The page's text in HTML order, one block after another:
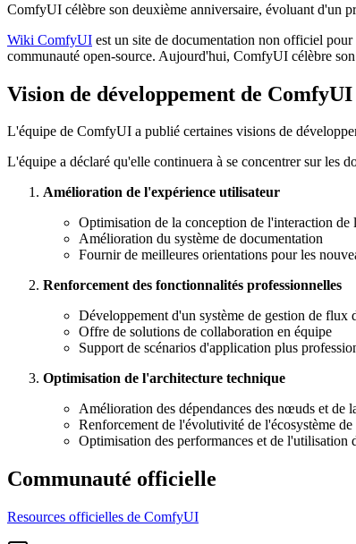
ComfyUI célèbre son deuxième anniversaire, évoluant d'un
Wiki ComfyUI est un site de documentation non officiel
communauté open-source. Aujourd'hui, ComfyUI célèbre
Vision de développement de ComfyUI
L'équipe de ComfyUI a publié certaines visions de
L'équipe a déclaré qu'elle continuera à se concentrer sur les
Amélioration de l'expérience utilisateur
Optimisation de la conception de l'interaction de
Amélioration du système de documentation
Fournir de meilleures orientations pour les
Renforcement des fonctionnalités professionnelles
Développement d'un système de gestion de flux
Offre de solutions de collaboration en équipe
Support de scénarios d'application plus
Optimisation de l'architecture technique
Amélioration des dépendances des nœuds et de
Renforcement de l'évolutivité de l'écosystème
Optimisation des performances et de l'utilisation
Communauté officielle
Resources officielles de ComfyUI